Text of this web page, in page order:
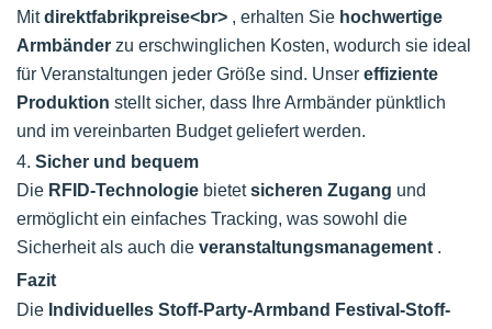
Mitdirektfabrikpreise<br> , erhalten Sie hochwertige
Armbänder zu erschwinglichen Kosten, wodurch sie ideal
für Veranstaltungen jeder Größe sind. Unser effiziente
Produktion stellt sicher, dass Ihre Armbänder pünktlich
und im vereinbarten Budget geliefert werden.
4. Sicher und bequem
Die RFID-Technologie bietetsicheren Zugang und
ermöglicht ein einfaches Tracking, was sowohl die
Sicherheit als auch die veranstaltungsmanagement .
Fazit
Die Individuelles Stoff-Party-Armband Festival-Stoff-